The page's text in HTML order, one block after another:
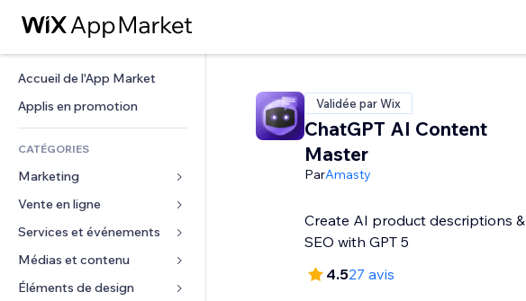
Accueil de l'App Market
Applis en promotion
CATÉGORIES
Marketing
Publicités
Mobile
Données analytiques
Réseaux sociaux
Vente en ligne
Applis pour les boutiques
Expédition et livraison
Boutons Vente
Services et événements
Hôtels
Événements
Médias et contenu
Galerie
Éléments de design
Validée par Wix
ChatGPT AI Content
Master
ParAmasty
Create AI product descriptions &
SEO with GPT 5
4.527 avis